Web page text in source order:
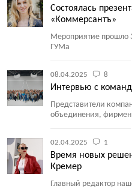
Состоялась
«Коммерсантъ»
Мероприятие прошло
ГУМа
08.04.2025 8
Интервью с
Представители
объединения,
02.04.2025 1
Время новых
Кремер
Главный редактор